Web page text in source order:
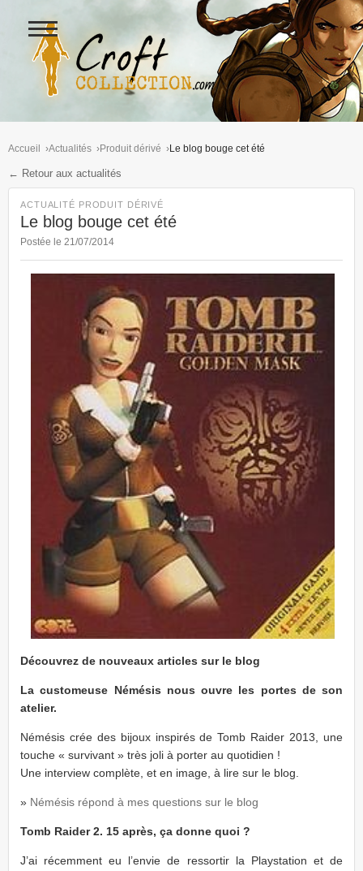
Figurines Lara Croft et
Ouvrir
le
menu
Accueil Actualités Produit dérivé Le blog bouge cet été
← Retour aux actualités
ACTUALITÉ PRODUIT DÉRIVÉ
Le blog bouge cet été
Postée le 21/07/2014
Découvrez de nouveaux articles sur le blog
La customeuse Némésis nous ouvre les portes de son
atelier.
Némésis crée des bijoux inspirés de Tomb Raider 2013, une
touche « survivant » très joli à porter au quotidien !
Une interview complète, et en image, à lire sur le blog.
» Némésis répond à mes questions sur le blog
Tomb Raider 2. 15 après, ça donne quoi ?
J’ai récemment eu l’envie de ressortir la Playstation et de